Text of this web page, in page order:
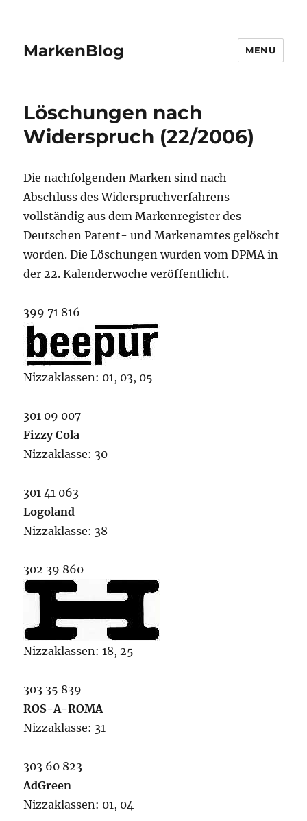
MarkenBlog MENU
Löschungen nach
Widerspruch (22/2006)
Die nachfolgenden Marken sind nach
Abschluss des Widerspruchverfahrens
vollständig aus dem Markenregister des
Deutschen Patent- und Markenamtes gelöscht
worden. Die Löschungen wurden vom DPMA in
der 22. Kalenderwoche veröffentlicht.
399 71 816
Nizzaklassen: 01, 03, 05
301 09 007
Fizzy Cola
Nizzaklasse: 30
301 41 063
Logoland
Nizzaklasse: 38
302 39 860
Nizzaklassen: 18, 25
303 35 839
ROS-A-ROMA
Nizzaklasse: 31
303 60 823
AdGreen
Nizzaklassen: 01, 04